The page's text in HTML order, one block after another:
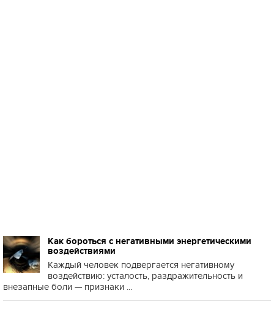
Как бороться с негативными энергетическими
воздействиями
Каждый человек подвергается негативному
воздействию: усталость, раздражительность и
внезапные боли — признаки ...